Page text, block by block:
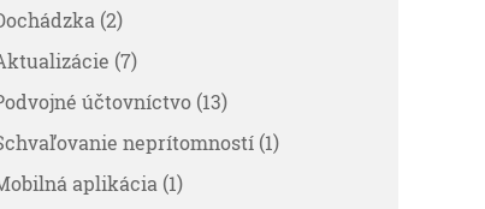
(2)
(7)
účtovníctvo (13)
neprítomností (1)
aplikácia (1)